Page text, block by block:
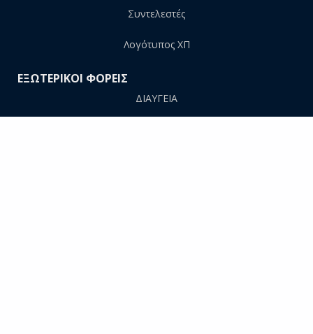
Συντελεστές
Λογότυπος ΧΠ
ΕΞΩΤΕΡΙΚΟΙ ΦΟΡΕΙΣ
ΔΙΑΥΓΕΙΑ